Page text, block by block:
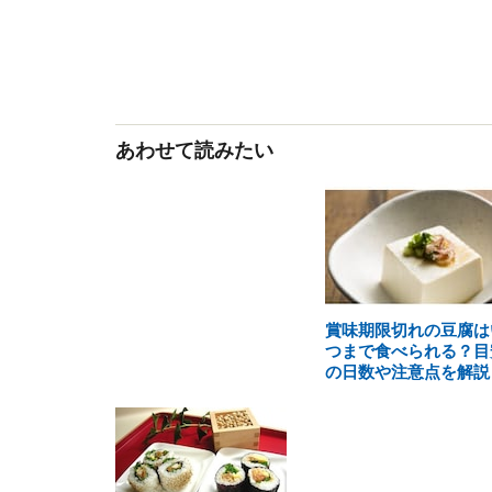
あわせて読みたい
賞味期限切れの豆腐
つまで食べられる？
の日数や注意点を解説